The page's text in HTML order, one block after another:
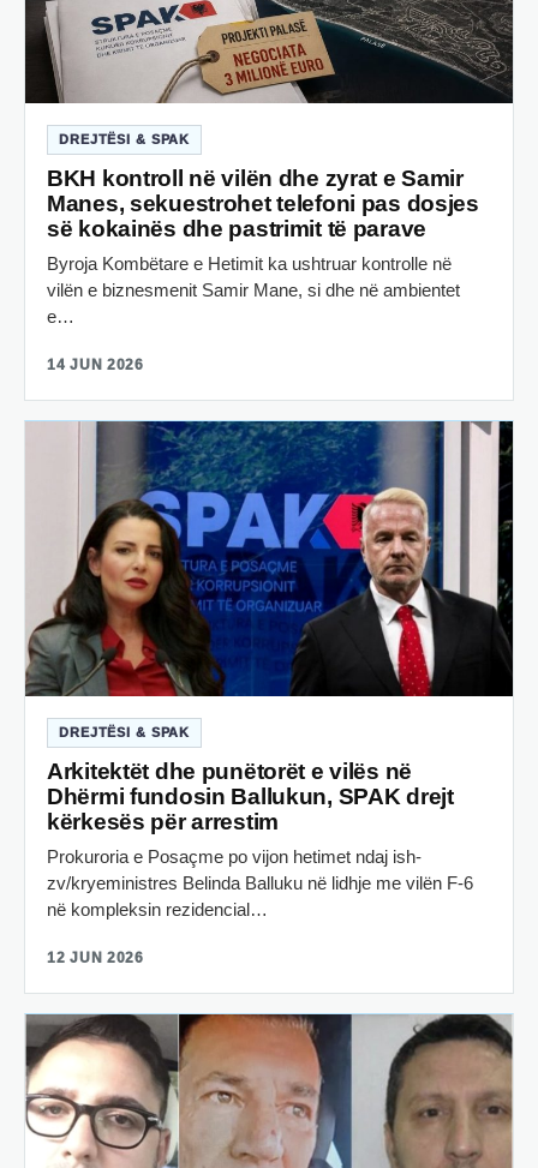
DREJTËSI & SPAK
BKH kontroll në vilën dhe zyrat e Samir
Manes, sekuestrohet telefoni pas dosjes
së kokainës dhe pastrimit të parave
Byroja Kombëtare e Hetimit ka ushtruar kontrolle në
vilën e biznesmenit Samir Mane, si dhe në ambientet
e…
14 JUN 2026
DREJTËSI & SPAK
Arkitektët dhe punëtorët e vilës në
Dhërmi fundosin Ballukun, SPAK drejt
kërkesës për arrestim
Prokuroria e Posaçme po vijon hetimet ndaj ish-
zv/kryeministres Belinda Balluku në lidhje me vilën F-6
në kompleksin rezidencial…
12 JUN 2026